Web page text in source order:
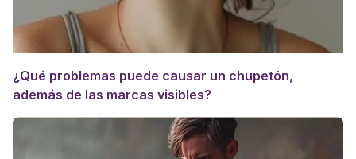
¿Qué problemas puede causar un chupetón,
además de las marcas visibles?